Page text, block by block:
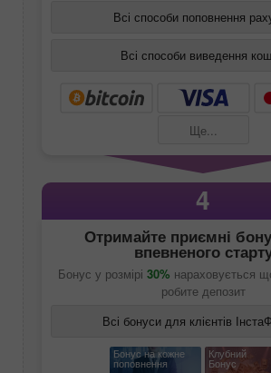
Всі способи поповнення
Всі способи виведення
Ще...
4
Отримайте приємні
впевненого
Бонус у розмірі 30% нараховується
робите депозит
Всі бонуси для клієнтів
Бонус на кожне
поповнення
Клубний
Бонус